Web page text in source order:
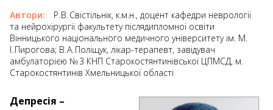
Автори:
Р. В. Свістільнік, к.м.н., доцент кафедри неврології
та нейрохірургії факультету післядипломної освіти
Вінницького національного медичного університету ім. М.
І. Пирогова; В. А. Поліщук, лікар-терапевт, завідувач
амбулаторією № 3 КНП Старокостянтинівської ЦПМСД, м.
Старокостянтинів Хмельницької області
Депресія –